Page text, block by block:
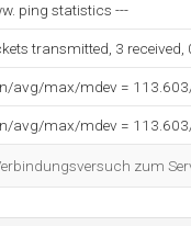
ping statistics ---
transmitted, 3
avg/max/mdev =
avg/max/mdev =
zum